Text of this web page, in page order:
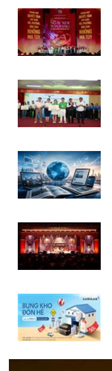
Qua miền Di sản”.